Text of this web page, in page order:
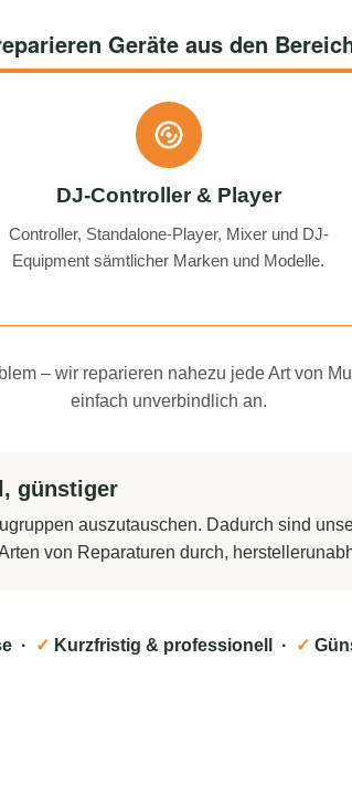
Geräte aus den
DJ-Controller & Player
Controller, Standalone-Player, Mixer und DJ-
Equipment sämtlicher Marken und Modelle.
– wir reparieren nahezu jede Art von
einfach unverbindlich an.
günstiger
auszutauschen. Dadurch sind
von Reparaturen durch,
· ✓ Kurzfristig & professionell · ✓